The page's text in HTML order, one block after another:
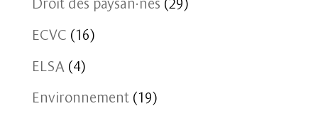
ECVC (16)
ELSA (4)
Environnement (19)